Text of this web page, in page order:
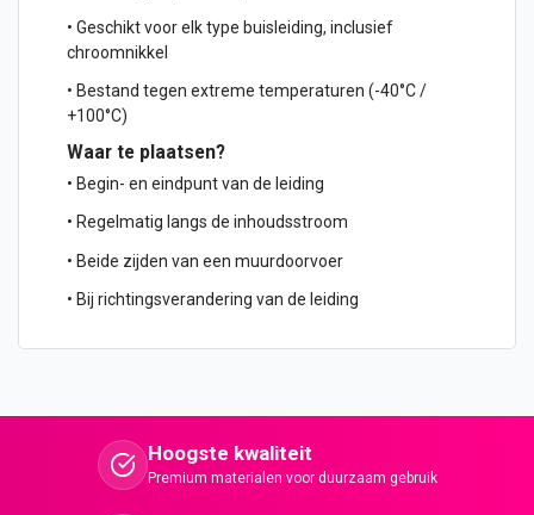
• Geschikt voor elk type buisleiding, inclusief
chroomnikkel
• Bestand tegen extreme temperaturen (-40°C /
+100°C)
Waar te plaatsen?
• Begin- en eindpunt van de leiding
• Regelmatig langs de inhoudsstroom
• Beide zijden van een muurdoorvoer
• Bij richtingsverandering van de leiding
Hoogste kwaliteit
Premium materialen voor duurzaam gebruik